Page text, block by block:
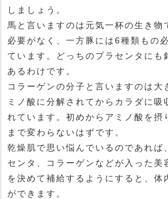
しましょう。
馬と言いますのは元気一杯の生き物
必要がなく、一方豚には6種類もの
ています。どっちのプラセンタにも
あるわけです。
コラーゲンの分子と言いますのは大
ミノ酸に分解されてからカラダに吸
れています。初めからアミノ酸を摂
まで変わらないはずです。
乾燥肌で思い悩んでいるのであれば
センタ、コラーゲンなどが入った美
を決めて補給するようにすると、体
ができます。